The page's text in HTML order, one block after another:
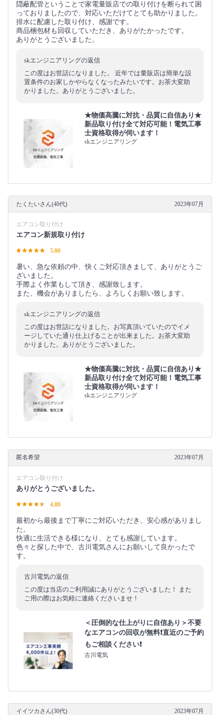
隠蔽配管ということで家電量販店での取り付けを断られて困
っておりましたので、対応いただけてとても助かりました。
排水に配慮した取り付け、感謝です。
商品梱包材も回収していただき、ありがたかったです。
ありがとうございました。
skエンジニアリングの返信
この度はお世話になりました。 近年では量販店は簡単な設
置条件のお家しかやらなくなったみたいです。お茶大変助
かりました。ありがとうございました。
★物価高騰に対抗・品質に自信あり★
新品取り付け全て対応可能！電気工事
士資格取得が伺います！
skエンジニアリング
たくたいさん(40代) 2023年07月
エアコン取り付け
エアコン新規取り付け
5.00
暑い、急な依頼の中、快くご対応頂きまして、ありがとうご
ざいました。
手際よく作業もして頂き、感謝致します。
また、機会がありましたら、よろしくお願い致します。
skエンジニアリングの返信
この度はお世話になりました。お写真頂いていたのでイメ
ージしていた通り仕上げることが出来ました。お茶大変助
かりました。ありがとうございました。
★物価高騰に対抗・品質に自信あり★
新品取り付け全て対応可能！電気工事
士資格取得が伺います！
skエンジニアリング
匿名希望 2023年07月
エアコン取り付け
ありがとうございました。
4.80
最初から最後まで丁寧にご対応いただき、安心感がありまし
た。
快適に生活できる様になり、とても感謝しています。
色々と探した中で、古川電気さんにお願いして良かったで
す。
古川電気の返信
この度は当店のご利用誠にありがとうございました！ また
ご用の際はお気軽に連絡くださいませ！
＜圧倒的な仕上がりに自信あり＞不要
なエアコンの回収が無料❗直近のご予約
もご相談ください❗
古川電気
イイツカさん(30代) 2023年07月